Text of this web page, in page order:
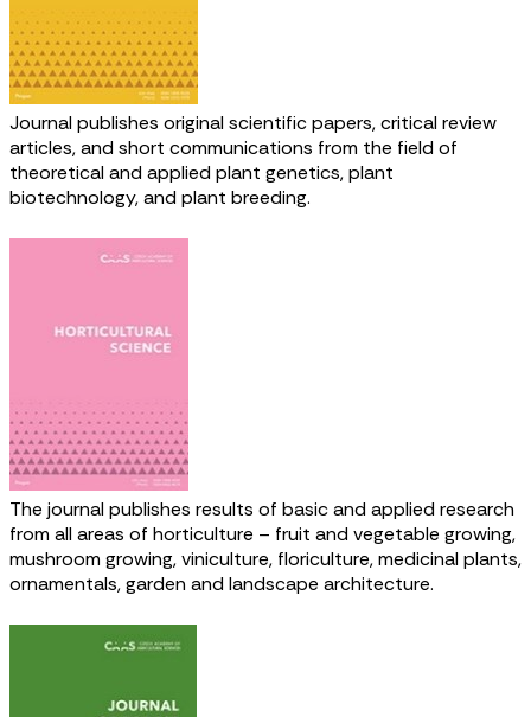
Journal publishes original scientific papers, critical review
articles, and short communications from the field of
theoretical and applied plant genetics, plant
biotechnology, and plant breeding.
The journal publishes results of basic and applied research
from all areas of horticulture – fruit and vegetable growing,
mushroom growing, viniculture, floriculture, medicinal plants,
ornamentals, garden and landscape architecture.